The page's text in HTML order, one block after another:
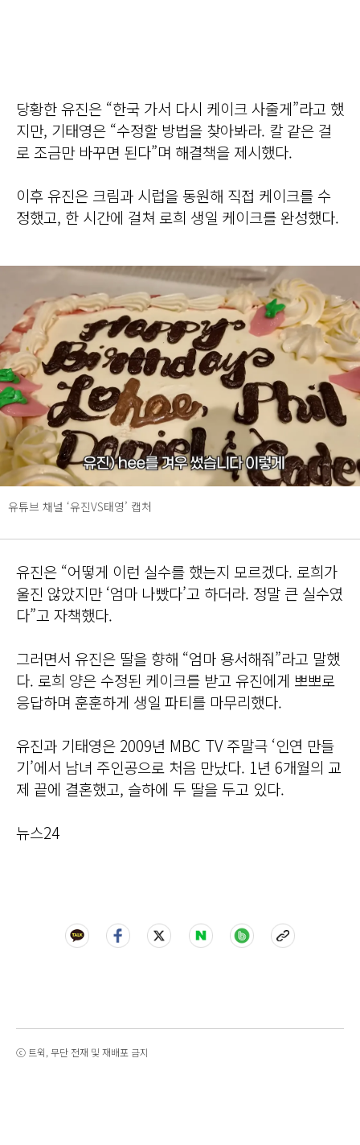
당황한 유진은 “한국 가서 다시 케이크 사줄게”라고 했
지만, 기태영은 “수정할 방법을 찾아봐라. 칼 같은 걸
로 조금만 바꾸면 된다”며 해결책을 제시했다.
이후 유진은 크림과 시럽을 동원해 직접 케이크를 수
정했고, 한 시간에 걸쳐 로희 생일 케이크를 완성했다.
유튜브 채널 ‘유진VS태영’ 캡처
유진은 “어떻게 이런 실수를 했는지 모르겠다. 로희가
울진 않았지만 ‘엄마 나빴다’고 하더라. 정말 큰 실수였
다”고 자책했다.
그러면서 유진은 딸을 향해 “엄마 용서해줘”라고 말했
다. 로희 양은 수정된 케이크를 받고 유진에게 뽀뽀로
응답하며 훈훈하게 생일 파티를 마무리했다.
유진과 기태영은 2009년 MBC TV 주말극 ‘인연 만들
기’에서 남녀 주인공으로 처음 만났다. 1년 6개월의 교
제 끝에 결혼했고, 슬하에 두 딸을 두고 있다.
뉴스24
ⓒ 트윅, 무단 전재 및 재배포 금지